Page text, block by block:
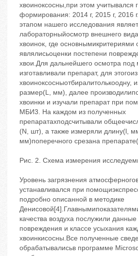
хвоиноксосны,при этом учитывался
формирования: 2014 г, 2015 г, 2016
этапом нашего исследования
лабораторныйосмотр внешнего
хвоинок, где основнымикритериями
являлисьоценки постепени
хвои.Для дальнейшего осмотра под
изготавливали препарат, для
хвоиноксосныотбиралитолькоодну,
размер(L, мм), далее
хвоинки и изучали препарат при
МБИ3. На каждом из полученных
препаратахподсчитывали
(N, шт), а также измеряли длину(l,
мм)поперечного срезана
Рис. 2. Схема измерения
Уровень загрязнения
устанавливался при
подробно описанной в методике
качества воздуха послужили
повреждения и классе усыхания
хвоинкисосны.Все полученные
обрабатывалисьв программе